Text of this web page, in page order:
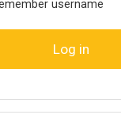
username
Log in